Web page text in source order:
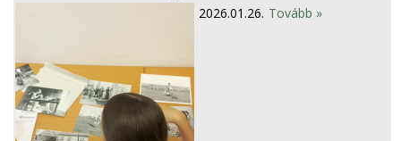
2026.01.26. Tovább »